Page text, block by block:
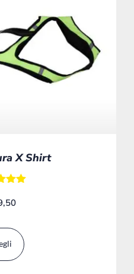
X Shirt